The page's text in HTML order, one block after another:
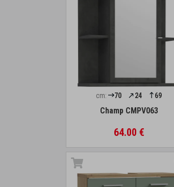
cm: 70 24 69
Champ CMPV063
64.00 €